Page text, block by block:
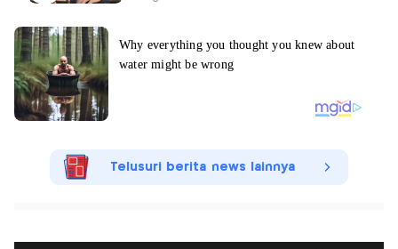
Telusuri berita news lainnya